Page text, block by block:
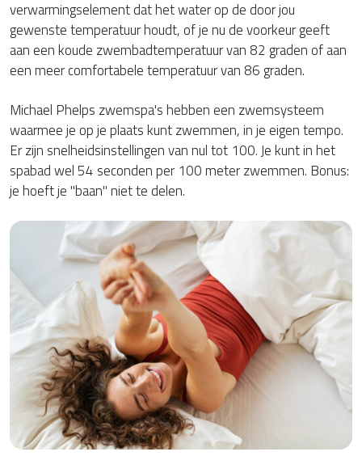
verwarmingselement dat het water op de door jou
gewenste temperatuur houdt, of je nu de voorkeur geeft
aan een koude zwembadtemperatuur van 82 graden of aan
een meer comfortabele temperatuur van 86 graden.
Michael Phelps zwemspa's hebben een zwemsysteem
waarmee je op je plaats kunt zwemmen, in je eigen tempo.
Er zijn snelheidsinstellingen van nul tot 100. Je kunt in het
spabad wel 54 seconden per 100 meter zwemmen. Bonus:
je hoeft je "baan" niet te delen.